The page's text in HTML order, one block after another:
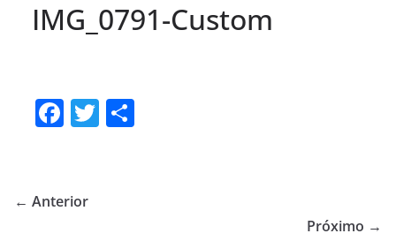
IMG_0791-Custom
F
e
T
← Anterior
Próximo →